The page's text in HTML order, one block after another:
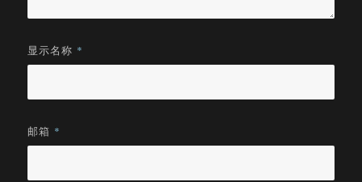
显示名称 *
邮箱 *